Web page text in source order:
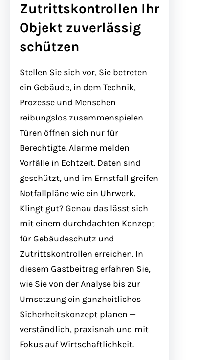
Zutrittskontrollen Ihr
Objekt zuverlässig
schützen
Stellen Sie sich vor, Sie betreten
ein Gebäude, in dem Technik,
Prozesse und Menschen
reibungslos zusammenspielen.
Türen öffnen sich nur für
Berechtigte. Alarme melden
Vorfälle in Echtzeit. Daten sind
geschützt, und im Ernstfall greifen
Notfallpläne wie ein Uhrwerk.
Klingt gut? Genau das lässt sich
mit einem durchdachten Konzept
für Gebäudeschutz und
Zutrittskontrollen erreichen. In
diesem Gastbeitrag erfahren Sie,
wie Sie von der Analyse bis zur
Umsetzung ein ganzheitliches
Sicherheitskonzept planen —
verständlich, praxisnah und mit
Fokus auf Wirtschaftlichkeit.